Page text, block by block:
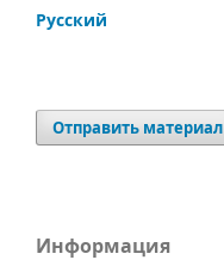
Русский
Отправить материал
Информация